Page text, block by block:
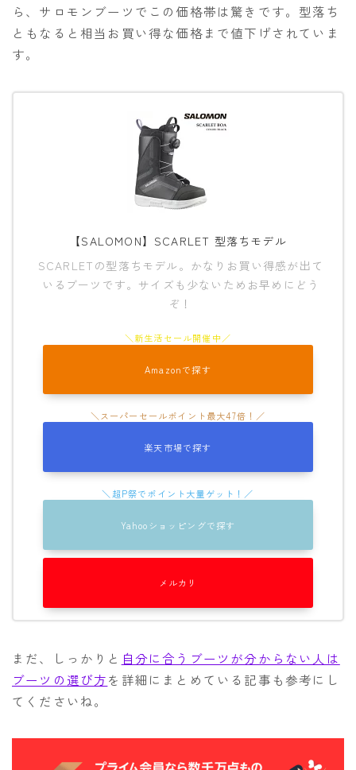
ら、サロモンブーツでこの価格帯は驚きです。型落ち
ともなると相当お買い得な価格まで値下げされていま
す。
【SALOMON】SCARLET 型落ちモデル
SCARLETの型落ちモデル。かなりお買い得感が出て
いるブーツです。サイズも少ないためお早めにどう
ぞ！
Amazonで探す
楽天市場で探す
Yahooショッピングで探す
メルカリ
まだ、しっかりと 自分に合うブーツが分からない人は
ブーツの選び方を詳細にまとめている記事も参考にし
てくださいね。